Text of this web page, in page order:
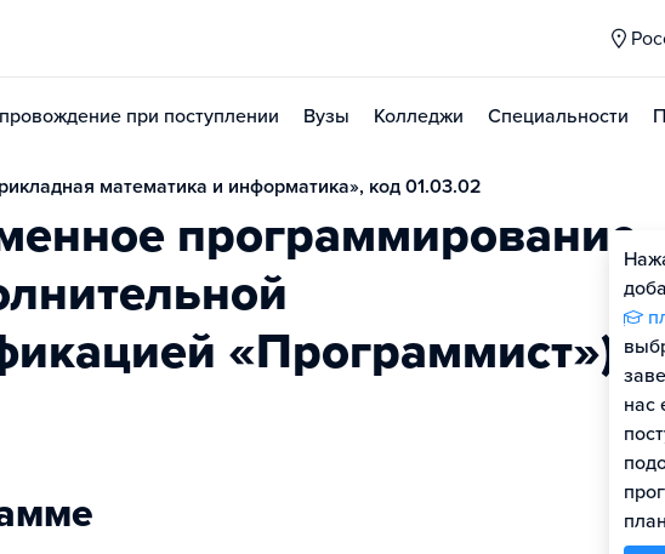
при поступлении Вузы Колледжи Специальности
математика и информатика», код 01.03.02
программирование
«Программист»)
нас